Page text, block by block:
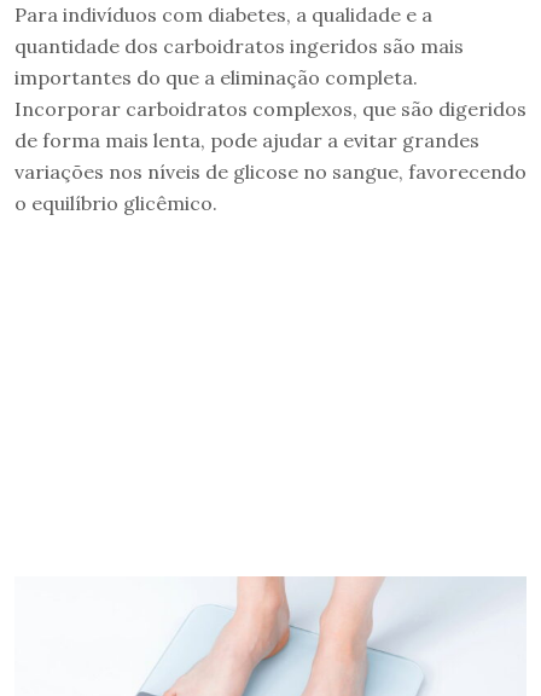
Para indivíduos com diabetes, a qualidade e a
quantidade dos carboidratos ingeridos são mais
importantes do que a eliminação completa.
Incorporar carboidratos complexos, que são digeridos
de forma mais lenta, pode ajudar a evitar grandes
variações nos níveis de glicose no sangue, favorecendo
o equilíbrio glicêmico.